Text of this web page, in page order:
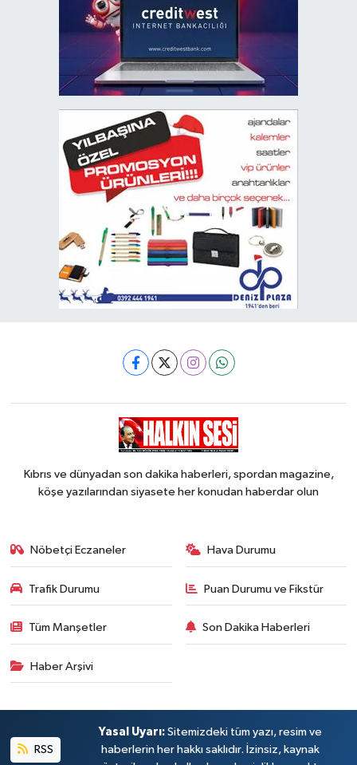
Kıbrıs ve dünyadan son dakika haberleri, spordan magazine,
köşe yazılarından siyasete her konudan haberdar olun
Nöbetçi Eczaneler Hava Durumu
Trafik Durumu Puan Durumu ve Fikstür
Tüm Manşetler Son Dakika Haberleri
Haber Arşivi
RSS
Yasal Uyarı: Sitemizdeki tüm yazı, resim ve
haberlerin her hakkı saklıdır. İzinsiz, kaynak